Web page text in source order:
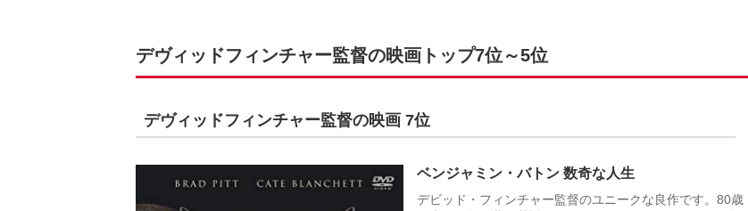
デヴィッドフィンチャー監督の映画トップ7位～5位
デヴィッドフィンチャー監督の映画 7位
ベンジャミン・バトン 数奇な人生
デビッド・フィンチャー監督のユニークな良作です。80歳